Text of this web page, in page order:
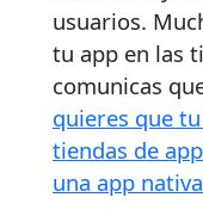
usuarios.
tu app en las
comunicas
quieres que
tiendas de
una app